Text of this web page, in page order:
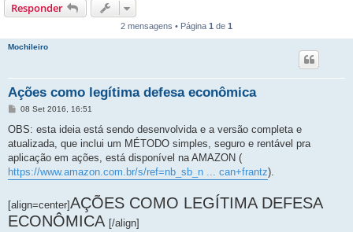
Responder
2 mensagens • Página 1 de 1
Mochileiro
Ações como legítima defesa econômica
M
n
a
g
m
08 Set 2016, 16:51
OBS: esta ideia está sendo desenvolvida e a versão completa e
atualizada, que inclui um MÉTODO simples, seguro e rentável pra
aplicação em ações, está disponível na AMAZON (
https://www.amazon.com.br/s/ref=nb_sb_n ... can+frantz).
[align=center]AÇÕES COMO LEGÍTIMA DEFESA
ECONÔMICA [/align]